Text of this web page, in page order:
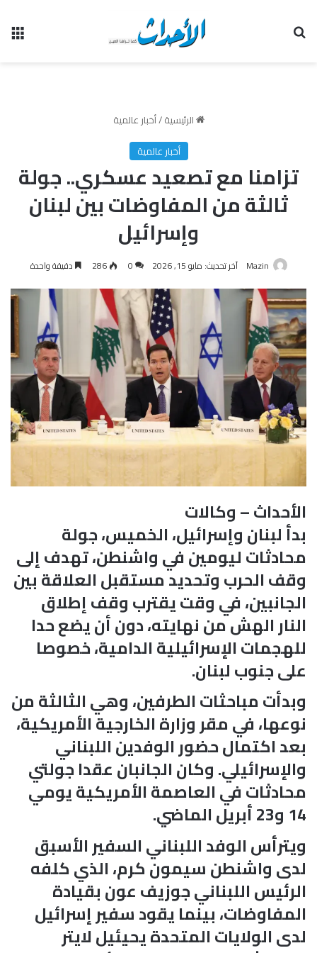
الرئيسية/أخبار عالمية
أخبار عالمية
تزامنا مع تصعيد عسكري.. جولة
ثالثة من المفاوضات بين لبنان
وإسرائيل
Mazin آخر تحديث: مايو 15, 2026 0
286 دقيقة واحدة
الأحداث – وكالات
بدأ لبنان وإسرائيل، الخميس، جولة
محادثات ليومين في واشنطن، تهدف إلى
وقف الحرب وتحديد مستقبل العلاقة بين
الجانبين، في وقت يقترب وقف إطلاق
النار الهش من نهايته، دون أن يضع حدا
للهجمات الإسرائيلية الدامية، خصوصا
على جنوب لبنان.
وبدأت مباحثات الطرفين، وهي الثالثة من
نوعها، في مقر وزارة الخارجية الأمريكية،
بعد اكتمال حضور الوفدين اللبناني
والإسرائيلي. وكان الجانبان عقدا جولتي
محادثات في العاصمة الأمريكية يومي
14 و23 أبريل الماضي.
ويترأس الوفد اللبناني السفير الأسبق
لدى واشنطن سيمون كرم، الذي كلفه
الرئيس اللبناني جوزيف عون بقيادة
المفاوضات، بينما يقود سفير إسرائيل
لدى الولايات المتحدة يحيئيل لايتر